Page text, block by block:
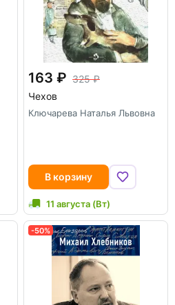
163
325
Чехов
Ключарева Наталья Львовна
В корзину
11 августа (Вт)
-50%